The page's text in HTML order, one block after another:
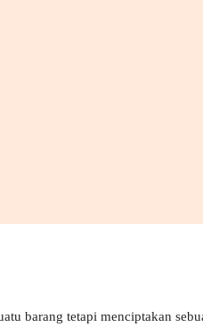
barang tetapi menciptakan